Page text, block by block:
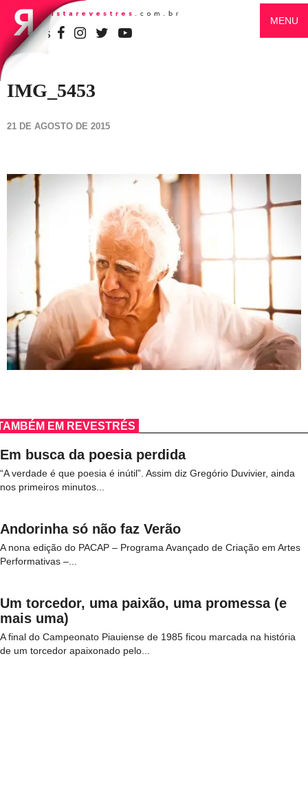
SIGA-NOS
MENU
IMG_5453
21 DE AGOSTO DE 2015
EM REVESTRÉS
Em busca da poesia perdida
“A verdade é que poesia é inútil”. Assim diz Gregório Duvivier, ainda
nos primeiros minutos...
Andorinha só não faz Verão
A nona edição do PACAP – Programa Avançado de Criação em Artes
Performativas –...
Um torcedor, uma paixão, uma promessa (e
mais uma)
A final do Campeonato Piauiense de 1985 ficou marcada na história
de um torcedor apaixonado pelo...